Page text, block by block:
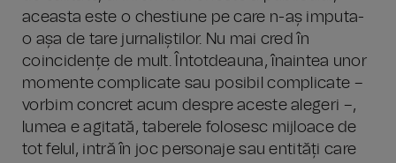
aceasta este o chestiune pe care n-aș imputa-
o așa de tare jurnaliștilor. Nu mai cred în
coincidențe de mult. Întotdeauna, înaintea unor
momente complicate sau posibil complicate –
vorbim concret acum despre aceste alegeri –,
lumea e agitată, taberele folosesc mijloace de
tot felul, intră în joc personaje sau entități care